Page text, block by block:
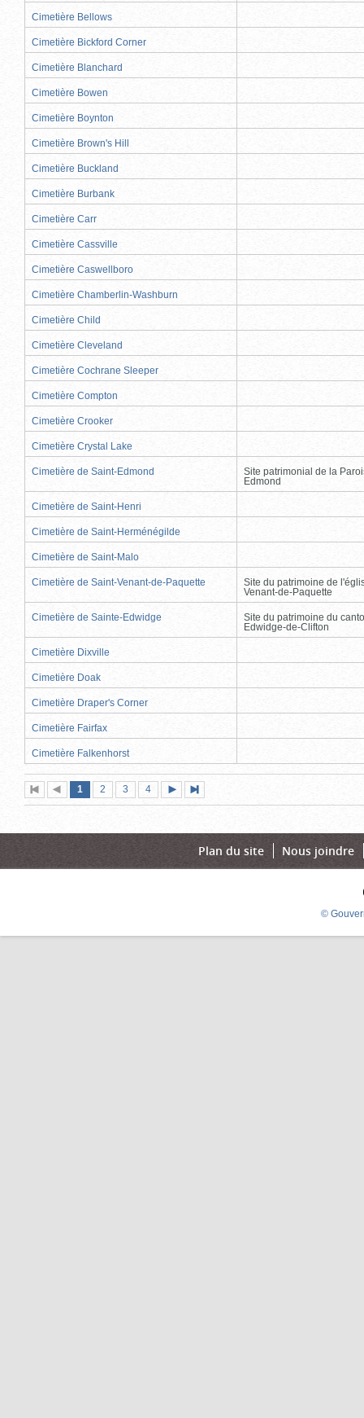
Cimetière Bellows
Cimetière Bickford Corner
Cimetière Blanchard
Cimetière Bowen
Cimetière Boynton
Cimetière Brown's Hill
Cimetière Buckland
Cimetière Burbank
Cimetière Carr
Cimetière Cassville
Cimetière Caswellboro
Cimetière Chamberlin-Washburn
Cimetière Child
Cimetière Cleveland
Cimetière Cochrane Sleeper
Cimetière Compton
Cimetière Crooker
Cimetière Crystal Lake
Cimetière de Saint-Edmond
Site patrimonial de la
Edmond
Cimetière de Saint-Henri
Cimetière de Saint-Herménégilde
Cimetière de Saint-Malo
Cimetière de Saint-Venant-de-Paquette
Site du patrimoine de
Venant-de-Paquette
Cimetière de Sainte-Edwidge
Site du patrimoine du
Edwidge-de-Clifton
Cimetière Dixville
Cimetière Doak
Cimetière Draper's Corner
Cimetière Fairfax
Cimetière Falkenhorst
Première
page
Page
précédente
Page
1 (page
actuelle)
Page
2 Page
3 Page
4
suivante
page
Plan du site Nous joindre
©